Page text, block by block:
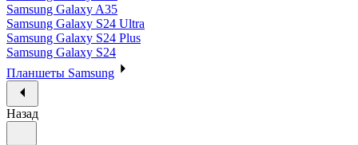
Samsung Galaxy A35
Samsung Galaxy S24 Ultra
Samsung Galaxy S24 Plus
Samsung Galaxy S24
Планшеты Samsung
Назад